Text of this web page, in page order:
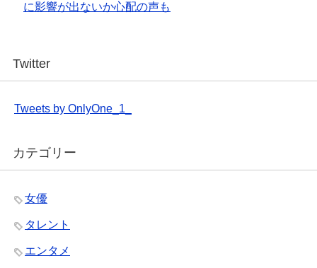
に影響が出ないか心配の声も
Twitter
Tweets by OnlyOne_1_
カテゴリー
女優
タレント
エンタメ